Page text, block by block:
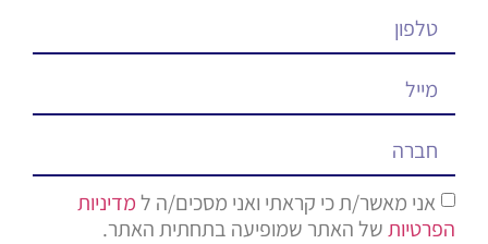
אני מאשר/ת כי קראתי ואני מסכים/ה למדיניות
הפרטיותשל האתר שמופיעה בתחתית האתר.